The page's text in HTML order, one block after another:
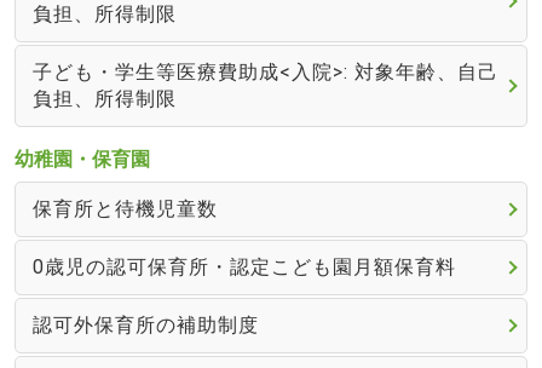
負担、所得制限
子ども・学生等医療費助成<入院>: 対象年齢、自己
負担、所得制限
幼稚園・保育園
保育所と待機児童数
0歳児の認可保育所・認定こども園月額保育料
認可外保育所の補助制度